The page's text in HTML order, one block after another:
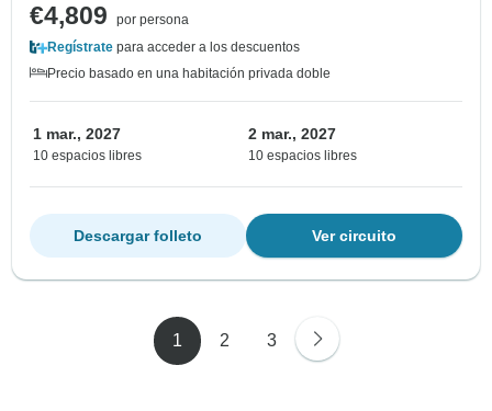
€4,809
por persona
Regístrate para acceder a los descuentos
Precio basado en una habitación privada doble
1 mar., 2027
10 espacios libres
2 mar., 2027
10 espacios libres
Ver circuito
Descargar folleto
1 2 3